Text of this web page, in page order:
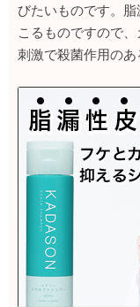
びたいものです。
こるものですので
刺激で殺菌作用のあ